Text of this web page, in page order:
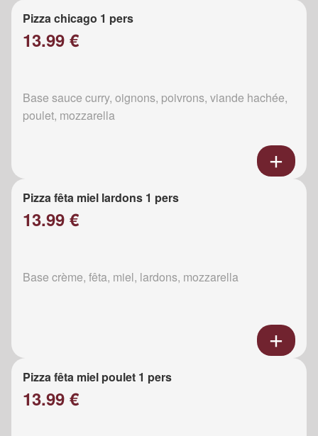
Pizza chicago 1 pers
13.99 €
Base sauce curry, oignons, poivrons, viande hachée,
poulet, mozzarella
Pizza fêta miel lardons 1 pers
13.99 €
Base crème, fêta, miel, lardons, mozzarella
Pizza fêta miel poulet 1 pers
13.99 €